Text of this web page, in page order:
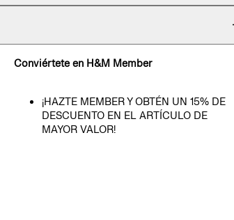
Conviértete en H&M Member
¡HAZTE MEMBER Y OBTÉN UN 15% DE
DESCUENTO EN EL ARTÍCULO DE
MAYOR VALOR!